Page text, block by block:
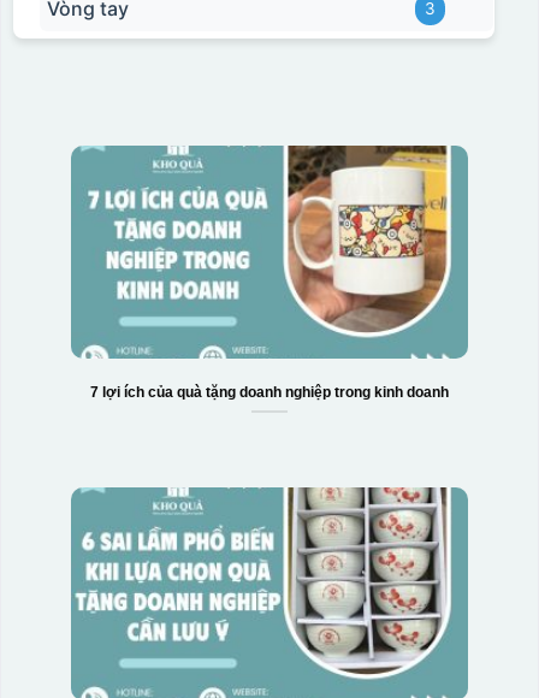
Vòng tay 3
7 lợi ích của quà tặng doanh nghiệp trong kinh doanh